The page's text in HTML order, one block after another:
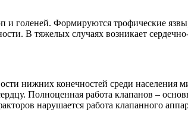
и голеней. Формируются трофические
В тяжелых случаях возникает
нижних конечностей среди
Полноценная работа клапанов –
нарушается работа клапанного